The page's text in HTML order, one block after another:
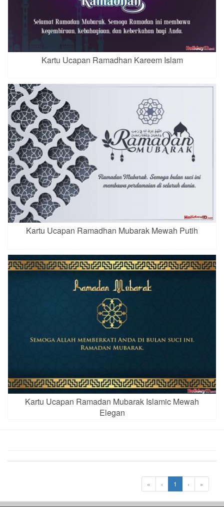
Kartu Ucapan Ramadhan Kareem Islam
Kartu Ucapan Ramadhan Mubarak Mewah Putih
Kartu Ucapan Ramadan Mubarak Islamic Mewah
Elegan
« ‹ 1 › »